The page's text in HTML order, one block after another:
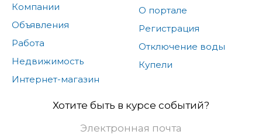
Компании
Объявления
Работа
Недвижимость
Интернет-магазин
О портале
Регистрация
Отключение воды
Купели
Хотите быть в курсе событий?